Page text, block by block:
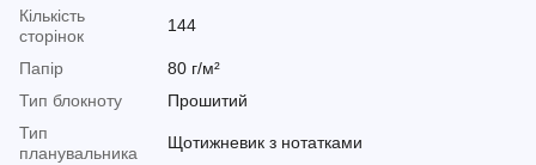
Кількість
сторінок
144
Папір
80 г/м²
Тип блокноту
Прошитий
Тип
планувальника
Щотижневик з нотатками